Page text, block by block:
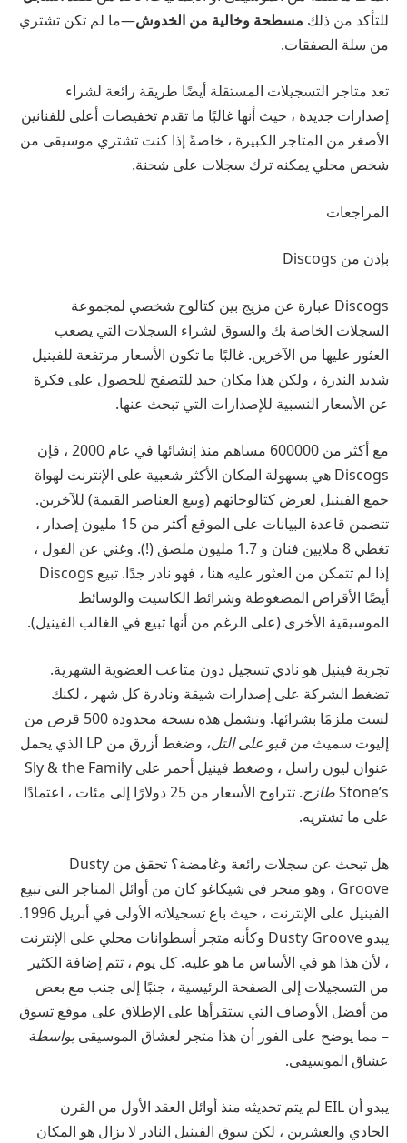
للتأكد من ذلك مسطحة وخالية من الخدوش—ما لم تكن تشتري
من سلة الصفقات.
تعد متاجر التسجيلات المستقلة أيضًا طريقة رائعة لشراء
إصدارات جديدة ، حيث أنها غالبًا ما تقدم تخفيضات أعلى للفنانين
الأصغر من المتاجر الكبيرة ، خاصةً إذا كنت تشتري موسيقى من
شخص محلي يمكنه ترك سجلات على شحنة.
المراجعات
بإذن من Discogs
Discogs عبارة عن مزيج بين كتالوج شخصي لمجموعة
السجلات الخاصة بك والسوق لشراء السجلات التي يصعب
العثور عليها من الآخرين. غالبًا ما تكون الأسعار مرتفعة للفينيل
شديد الندرة ، ولكن هذا مكان جيد للتصفح للحصول على فكرة
عن الأسعار النسبية للإصدارات التي تبحث عنها.
مع أكثر من 600000 مساهم منذ إنشائها في عام 2000 ، فإن
Discogs هي بسهولة المكان الأكثر شعبية على الإنترنت لهواة
جمع الفينيل لعرض كتالوجاتهم (وبيع العناصر القيمة) للآخرين.
تتضمن قاعدة البيانات على الموقع أكثر من 15 مليون إصدار ،
تغطي 8 ملايين فنان و 1.7 مليون ملصق (!). وغني عن القول ،
إذا لم تتمكن من العثور عليه هنا ، فهو نادر جدًا. تبيع Discogs
أيضًا الأقراص المضغوطة وشرائط الكاسيت والوسائط
الموسيقية الأخرى (على الرغم من أنها تبيع في الغالب الفينيل).
تجربة فينيل هو نادي تسجيل دون متاعب العضوية الشهرية.
تضغط الشركة على إصدارات شيقة ونادرة كل شهر ، لكنك
لست ملزمًا بشرائها. وتشمل هذه نسخة محدودة 500 قرص من
إليوت سميث من قبو على التل
، وضغط أزرق من LP الذي يحمل
عنوان ليون راسل ، وضغط فينيل أحمر على Sly & the Family
Stone’sطازج
. تتراوح الأسعار من 25 دولارًا إلى مئات ، اعتمادًا
على ما تشتريه.
هل تبحث عن سجلات رائعة وغامضة؟ تحقق من Dusty
Groove ، وهو متجر في شيكاغو كان من أوائل المتاجر التي تبيع
الفينيل على الإنترنت ، حيث باع تسجيلاته الأولى في أبريل 1996.
يبدو Dusty Groove وكأنه متجر أسطوانات محلي على الإنترنت
، لأن هذا هو في الأساس ما هو عليه. كل يوم ، تتم إضافة الكثير
من التسجيلات إلى الصفحة الرئيسية ، جنبًا إلى جنب مع بعض
من أفضل الأوصاف التي ستقرأها على الإطلاق على موقع تسوق
– مما يوضح على الفور أن هذا متجر لعشاق الموسيقى بواسطة
عشاق الموسيقى.
يبدو أن EIL لم يتم تحديثه منذ أوائل العقد الأول من القرن
الحادي والعشرين ، لكن سوق الفينيل النادر لا يزال هو المكان